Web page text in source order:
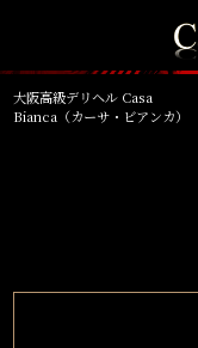
大阪高級デリヘル Casa
Bianca（カーサ・ビアンカ）